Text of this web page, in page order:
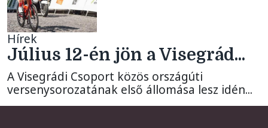
Hírek
Július 12-én jön a Visegrád...
A Visegrádi Csoport közös országúti
versenysorozatának első állomása lesz idén...